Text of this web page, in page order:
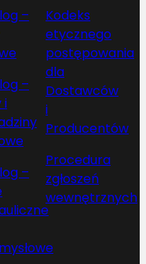
–
–
i
–
Kodeks
etycznego
postępowania
dla
Dostawców
i
Producentów
Procedura
zgłoszeń
wewnętrznych